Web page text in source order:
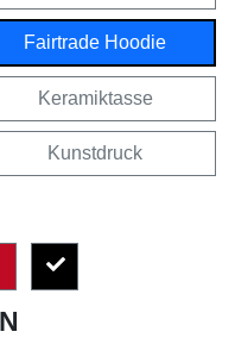
Fairtrade Hoodie
Keramiktasse
Kunstdruck